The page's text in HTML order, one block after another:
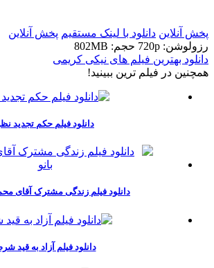
پخش آنلاین دانلود با لينک مستقيم پخش آنلاین
رزولوشن: 720p
حجم: 802MB
دانلود بهترین فیلم های نیکی کریمی
همچنين در فيلم ترين ببينيد!
دانلود فیلم حکم تجدید
دانلود فیلم زندگی مشترک آقای
دانلود فیلم آزاد به قید